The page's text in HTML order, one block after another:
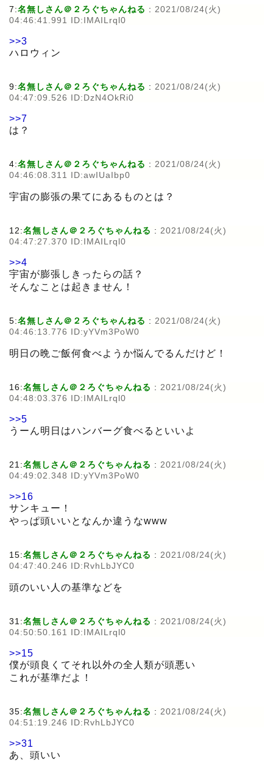
7:名無しさん＠２ろぐちゃんねる : 2021/08/24(火)
04:46:41.991 ID:IMAILrql0
>>3
ハロウィン
9:名無しさん＠２ろぐちゃんねる : 2021/08/24(火)
04:47:09.526 ID:DzN4OkRi0
>>7
は？
4:名無しさん＠２ろぐちゃんねる : 2021/08/24(火)
04:46:08.311 ID:awIUaIbp0
宇宙の膨張の果てにあるものとは？
12:名無しさん＠２ろぐちゃんねる : 2021/08/24(火)
04:47:27.370 ID:IMAILrql0
>>4
宇宙が膨張しきったらの話？
そんなことは起きません！
5:名無しさん＠２ろぐちゃんねる : 2021/08/24(火)
04:46:13.776 ID:yYVm3PoW0
明日の晩ご飯何食べようか悩んでるんだけど！
16:名無しさん＠２ろぐちゃんねる : 2021/08/24(火)
04:48:03.376 ID:IMAILrql0
>>5
うーん明日はハンバーグ食べるといいよ
21:名無しさん＠２ろぐちゃんねる : 2021/08/24(火)
04:49:02.348 ID:yYVm3PoW0
>>16
サンキュー！
やっぱ頭いいとなんか違うなwww
15:名無しさん＠２ろぐちゃんねる : 2021/08/24(火)
04:47:40.246 ID:RvhLbJYC0
頭のいい人の基準などを
31:名無しさん＠２ろぐちゃんねる : 2021/08/24(火)
04:50:50.161 ID:IMAILrql0
>>15
僕が頭良くてそれ以外の全人類が頭悪い
これが基準だよ！
35:名無しさん＠２ろぐちゃんねる : 2021/08/24(火)
04:51:19.246 ID:RvhLbJYC0
>>31
あ、頭いい